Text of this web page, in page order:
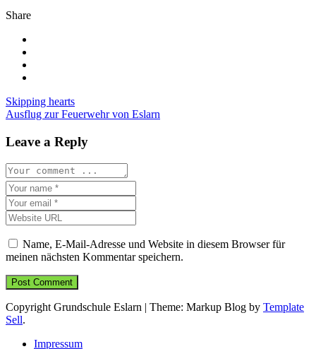
Share
Beitragsnavigation
Skipping hearts
Ausflug zur Feuerwehr von Eslarn
Leave a Reply
Name, E-Mail-Adresse und Website in diesem Browser für
meinen nächsten Kommentar speichern.
Copyright Grundschule Eslarn | Theme: Markup Blog by Template
Sell.
Impressum